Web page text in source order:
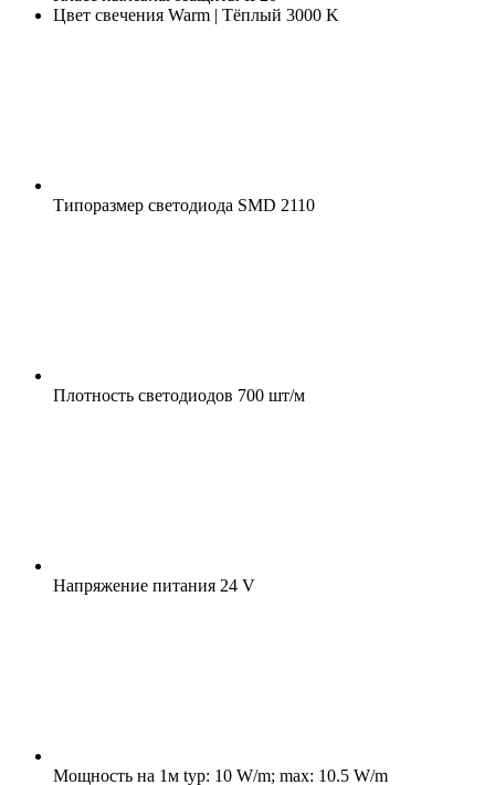
Цвет свечения Warm | Тёплый 3000 K
Типоразмер светодиода SMD 2110
Плотность светодиодов 700 шт/м
Напряжение питания 24 V
Мощность на 1м typ: 10 W/m; max: 10.5 W/m